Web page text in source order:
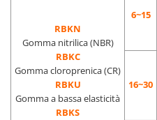
RBKN
Gomma nitrilica (NBR)
RBKC
Gomma cloroprenica (CR)
RBKU
Gomma a bassa elasticità
RBKS
6~15
16~30